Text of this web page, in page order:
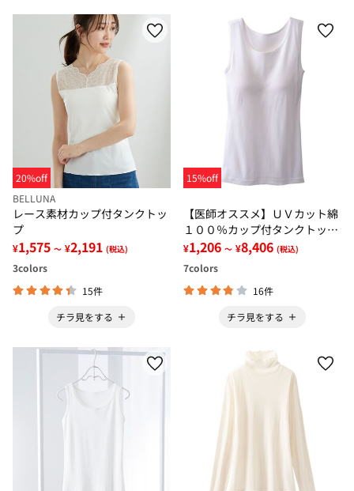
20%off
BELLUNA
レース素材カップ付タンクトッ
プ
¥1,575 ～ ¥2,191 (税込)
3colors
15件
チラ見をする
15%off
【医師オススメ】ＵＶカット綿
１００％カップ付タンクトップ
６色組＜カラフルコットン＞
¥1,206 ～ ¥8,406 (税込)
7colors
16件
チラ見をする